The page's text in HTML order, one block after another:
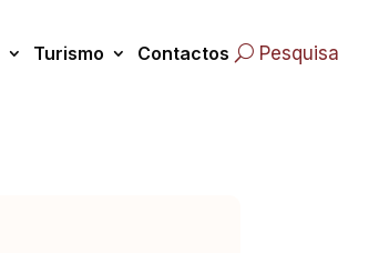
Turismo Contactos Pesquisa